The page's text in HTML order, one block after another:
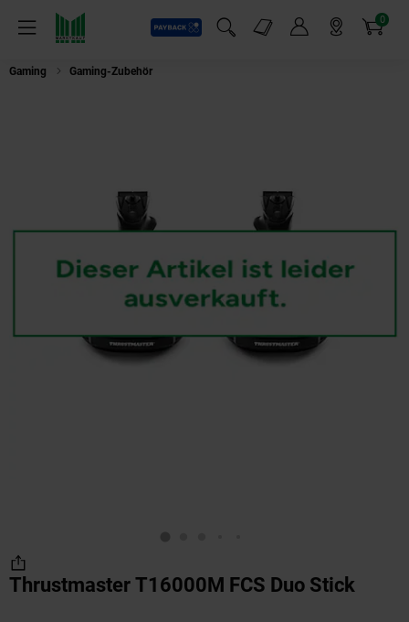
Menü
Payback
Suchfeld einblenden
Markt-Angebote 0
Artikel
Gaming Gaming-Zubehör
Thrustmaster T16000M FCS Duo Stick